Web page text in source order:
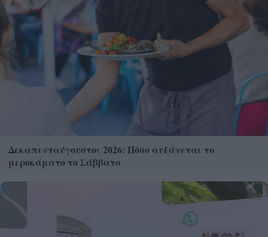
Δεκαπενταύγουστος 2026: Πόσο αυξάνεται το
μεροκάματο το Σάββατο